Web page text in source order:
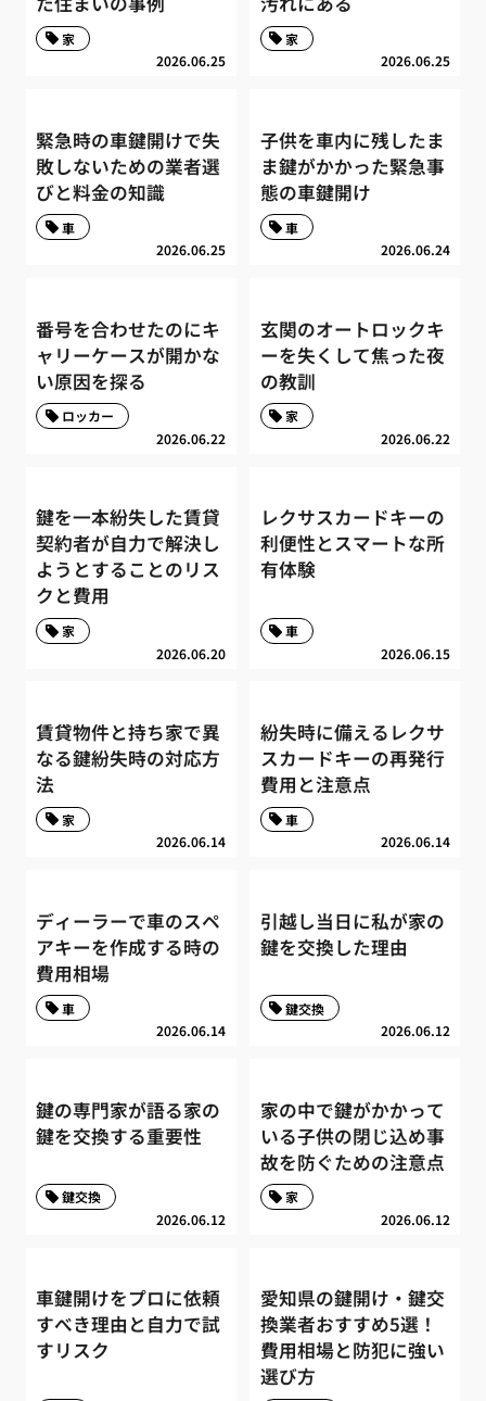
2026.06.25
家
2026.06.25
家
緊急時の車鍵開けで失
敗しないための業者選
びと料金の知識
2026.06.25
車
子供を車内に残したま
ま鍵がかかった緊急事
態の車鍵開け
2026.06.24
車
番号を合わせたのにキ
ャリーケースが開かな
い原因を探る
2026.06.22
ロッカー
玄関のオートロックキ
ーを失くして焦った夜
の教訓
2026.06.22
家
鍵を一本紛失した賃貸
契約者が自力で解決し
ようとすることのリス
クと費用
2026.06.20
家
レクサスカードキーの
利便性とスマートな所
有体験
2026.06.15
車
賃貸物件と持ち家で異
なる鍵紛失時の対応方
法
2026.06.14
家
紛失時に備えるレクサ
スカードキーの再発行
費用と注意点
2026.06.14
車
ディーラーで車のスペ
アキーを作成する時の
費用相場
2026.06.14
車
引越し当日に私が家の
鍵を交換した理由
2026.06.12
鍵交換
鍵の専門家が語る家の
鍵を交換する重要性
2026.06.12
鍵交換
家の中で鍵がかかって
いる子供の閉じ込め事
故を防ぐための注意点
2026.06.12
家
車鍵開けをプロに依頼
すべき理由と自力で試
すリスク
愛知県の鍵開け・鍵交
換業者おすすめ5選！
費用相場と防犯に強い
選び方